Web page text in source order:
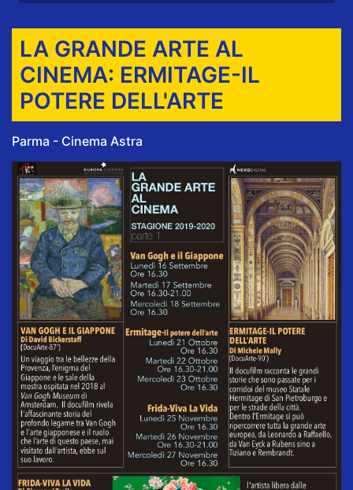
LA GRANDE ARTE AL
CINEMA: ERMITAGE-IL
POTERE DELL'ARTE
Parma - Cinema Astra